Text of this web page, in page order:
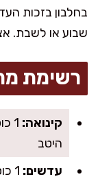
בחלבון בזכות
שבוע או לשבת.
רשימת
קינואה:
1
היטב
עדשים:
1